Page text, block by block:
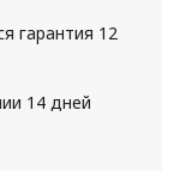
гарантия 12
14 дней